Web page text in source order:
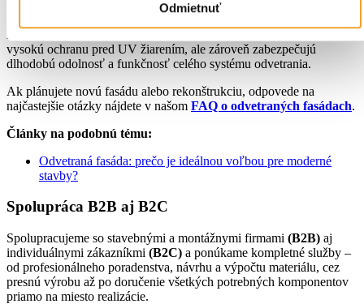
Odmietnuť
vyhovujú oplášteniam stien s otvorenými medzerami. Tieto produkty
robí ideálnymi pre estetické a nenápadné riešenia. Poskytujú nielen
vysokú ochranu pred UV žiarením, ale zároveň zabezpečujú
dlhodobú odolnosť a funkčnosť celého systému odvetrania.
Ak plánujete novú fasádu alebo rekonštrukciu, odpovede na
najčastejšie otázky nájdete v našom FAQ o odvetraných fasádach.
Články na podobnú tému:
Odvetraná fasáda: prečo je ideálnou voľbou pre moderné
stavby?
Spolupráca B2B aj B2C
Spolupracujeme so stavebnými a montážnymi firmami (B2B) aj
individuálnymi zákazníkmi (B2C) a ponúkame kompletné služby –
od profesionálneho poradenstva, návrhu a výpočtu materiálu, cez
presnú výrobu až po doručenie všetkých potrebných komponentov
priamo na miesto realizácie.